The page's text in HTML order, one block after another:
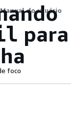
Manual do usuário
para
foco